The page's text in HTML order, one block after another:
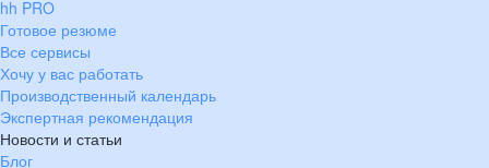
hh PRO
Готовое резюме
Все сервисы
Хочу у вас работать
Производственный календарь
Экспертная рекомендация
Новости и статьи
Блог